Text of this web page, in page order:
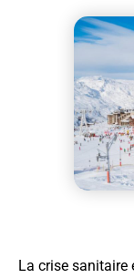
La crise sanitaire